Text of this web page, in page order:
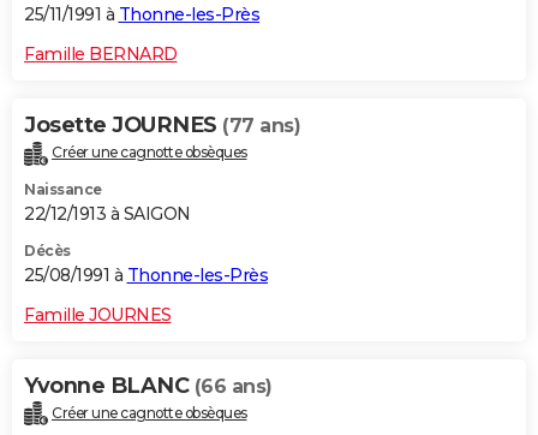
25/11/1991 à Thonne-les-Près
Famille BERNARD
Josette JOURNES (77 ans)
Créer une cagnotte obsèques
Naissance
22/12/1913 à SAIGON
Décès
25/08/1991 à Thonne-les-Près
Famille JOURNES
Yvonne BLANC (66 ans)
Créer une cagnotte obsèques